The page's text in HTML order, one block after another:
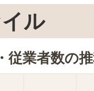
ル
従業者数の